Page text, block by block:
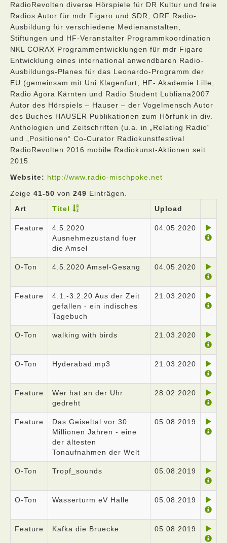
RadioRevolten diverse Hörspiele für DR Kultur und freie
Radios Autor für mdr Figaro und SDR, ORF Radio-
Ausbildung für verschiedene Medienanstalten,
Stiftungen und HF-Veranstalter Programmkoordination
NKL CORAX Programmentwicklungen für mdr Figaro
Entwicklung eines international anwendbaren Radio-
Ausbildungs-Planes für das Leonardo-Programm der
EU (gemeinsam mit Uni Klagenfurt, HF- Akademie Lille,
Radio Agora Kärnten und Radio Student Lubliana2007
Autor des Hörspiels – Hauser – der Vogelmensch Autor
des Buches HAUSER Publikationen zum Hörfunk in div.
Anthologien und Zeitschriften (u.a. in „Relating Radio“
und „Positionen“ Co-Curator Radiokunstfestival
RadioRevolten 2016 mobile Radiokunst-Aktionen seit
2015
Website: http://www.radio-mischpoke.net
Zeige 41-50 von 249 Einträgen.
Art
Titel Upload
Feature
4.5.2020
Ausnehmezustand fuer
die Amsel
04.05.2020
O-Ton 4.5.2020 Amsel-Gesang 04.05.2020
Feature
4.1.-3.2.20 Aus der Zeit
gefallen - ein indisches
Tagebuch
21.03.2020
O-Ton walking with birds 21.03.2020
O-Ton Hyderabad.mp3 21.03.2020
Feature
Wer hat an der Uhr
gedreht
28.02.2020
Feature
Das Geiseltal vor 30
Millionen Jahren - eine
der ältesten
Tonaufnahmen der Welt
05.08.2019
O-Ton Tropf_sounds 05.08.2019
O-Ton Wasserturm eV Halle 05.08.2019
Feature Kafka die Bruecke 05.08.2019